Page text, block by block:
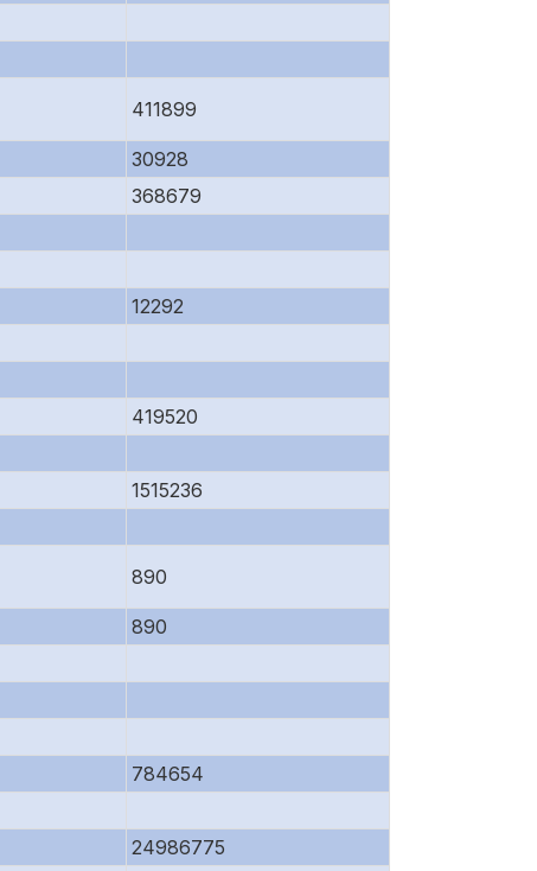
411899
30928
368679
12292
419520
1515236
890
890
784654
24986775